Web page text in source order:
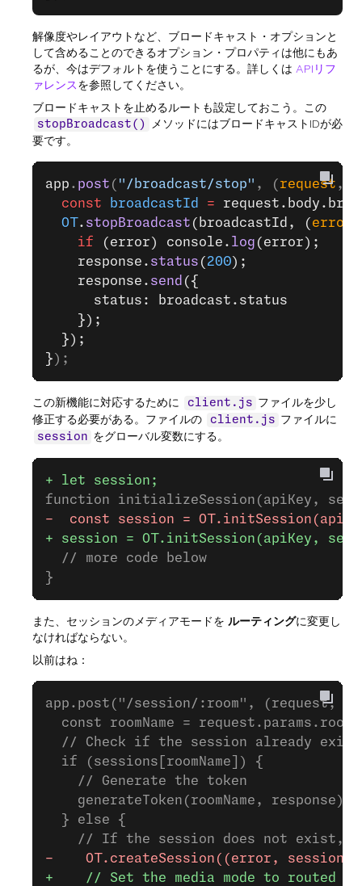
解像度やレイアウトなど、ブロードキャスト・オプションと
して含めることのできるオプション・プロパティは他にもあ
るが、今はデフォルトを使うことにする。詳しくは APIリフ
ァレンスを参照してください。
ブロードキャストを止めるルートも設定しておこう。この
stopBroadcast()
メソッドにはブロードキャストIDが必
要です。
app . post ( "/broadcast/stop" , ( request ,
  const
broadcastId =
  OT
. stopBroadcast (broadcastId, ( error
    if
(error) console. log (error);
    response.
status ( 200);
    response.
send ({
      status: broadcast.status
    });
  });
} );
この新機能に対応するために client.js ファイルを少し
修正する必要がある。ファイルの
client.js ファイルに
session をグローバル変数にする。
+ let session;
function initializeSession(apiKey,
-  const session =
+ session = OT.initSession(apiKey,
  // more code below
}
また、セッションのメディアモードを ルーティングに変更し
なければならない。
以前はね：
app.post("/session/:room", (request,
  const roomName = request.params.room;
// Check if the session already
  if (sessions[roomName]) {
    // Generate the token
    generateToken(roomName, response);
  } else {
// If the session does not exist,
-    OT.createSession((error, session)
+    // Set the media mode to routed